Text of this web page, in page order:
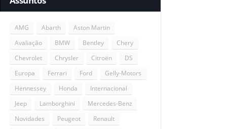
AMG Abarth
Aston Martin
Avaliação
BMW Bentley
Chery
Chevrolet
Chrysler Citroën
DS
Europa
Ferrari Ford
Gelly-Motors
Hennessey
Honda
Internacional
Jeep
Lamborghini
Mercedes-Benz
Novidades
Peugeot
Renault